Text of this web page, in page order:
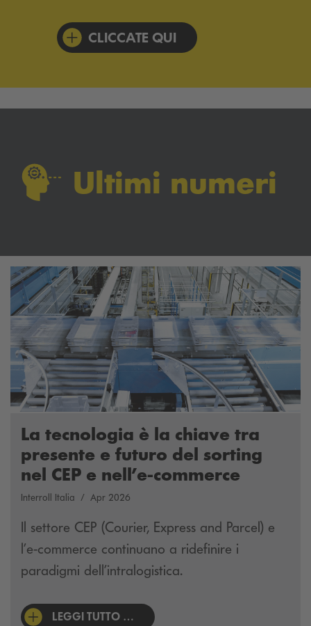
CLICCATE QUI
Ultimi numeri
La tecnologia è la chiave tra
presente e futuro del sorting
nel CEP e nell’e-commerce
Interroll Italia Apr 2026
Il settore CEP (Courier, Express and Parcel) e
l’e-commerce continuano a ridefinire i
paradigmi dell’intralogistica.
LEGGI TUTTO …